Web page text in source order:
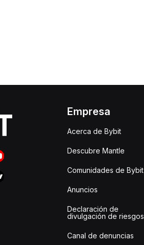
Empresa
Acerca de Bybit
Descubre Mantle
Comunidades de Bybit
Anuncios
Declaración de
divulgación de riesgos
Canal de denuncias